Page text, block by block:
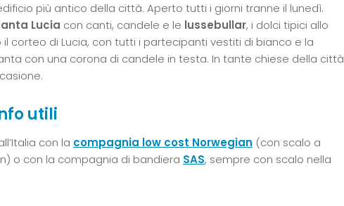
più antico della città. Aperto tutti i giorni tranne il lunedì.
Lucia con canti, candele e le lussebullar, i dolci tipici allo
corteo di Lucia, con tutti i partecipanti vestiti di bianco e la
con una corona di candele in testa. In tante chiese della città
utili
con la compagnia low cost Norwegian (con scalo a
o con la compagnia di bandiera SAS, sempre con scalo nella